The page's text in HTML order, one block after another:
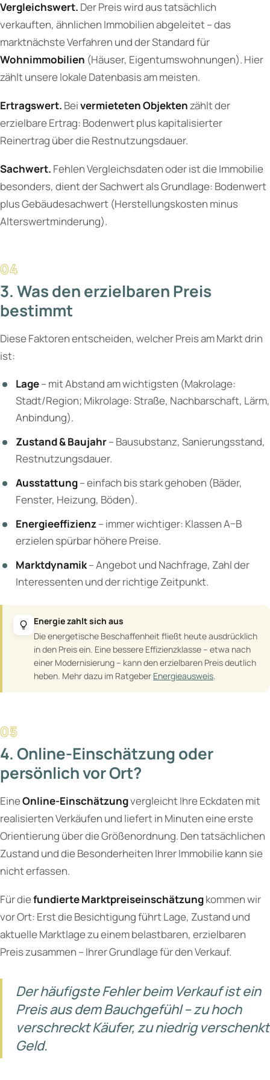
Vergleichswert. Der Preis wird aus tatsächlich
verkauften, ähnlichen Immobilien abgeleitet – das
marktnächste Verfahren und der Standard für
Wohnimmobilien (Häuser, Eigentumswohnungen). Hier
zählt unsere lokale Datenbasis am meisten.
Ertragswert. Beivermieteten Objektenzählt der
erzielbare Ertrag: Bodenwert plus kapitalisierter
Reinertrag über die Restnutzungsdauer.
Sachwert. Fehlen Vergleichsdaten oder ist die Immobilie
besonders, dient der Sachwert als Grundlage: Bodenwert
plus Gebäudesachwert (Herstellungskosten minus
Alterswertminderung).
3. Was den erzielbaren Preis
bestimmt
Diese Faktoren entscheiden, welcher Preis am Markt drin
ist:
Lage– mit Abstand am wichtigsten (Makrolage:
Stadt/Region; Mikrolage: Straße, Nachbarschaft, Lärm,
Anbindung).
Zustand & Baujahr– Bausubstanz, Sanierungsstand,
Restnutzungsdauer.
Ausstattung– einfach bis stark gehoben (Bäder,
Fenster, Heizung, Böden).
Energieeffizienz– immer wichtiger: Klassen A–B
erzielen spürbar höhere Preise.
Marktdynamik– Angebot und Nachfrage, Zahl der
Interessenten und der richtige Zeitpunkt.
Energie zahlt sich aus
Die energetische Beschaffenheit fließt heute ausdrücklich
in den Preis ein. Eine bessere Effizienzklasse – etwa nach
einer Modernisierung – kann den erzielbaren Preis deutlich
heben. Mehr dazu im Ratgeber Energieausweis.
4. Online-Einschätzung oder
persönlich vor Ort?
EineOnline-Einschätzungvergleicht Ihre Eckdaten mit
realisierten Verkäufen und liefert in Minuten eine erste
Orientierung über die Größenordnung. Den tatsächlichen
Zustand und die Besonderheiten Ihrer Immobilie kann sie
nicht erfassen.
Für diefundierte Marktpreiseinschätzungkommen wir
vor Ort: Erst die Besichtigung führt Lage, Zustand und
aktuelle Marktlage zu einem belastbaren, erzielbaren
Preis zusammen – Ihrer Grundlage für den Verkauf.
Der häufigste Fehler beim Verkauf ist ein
Preis aus dem Bauchgefühl – zu hoch
verschreckt Käufer, zu niedrig verschenkt
Geld.